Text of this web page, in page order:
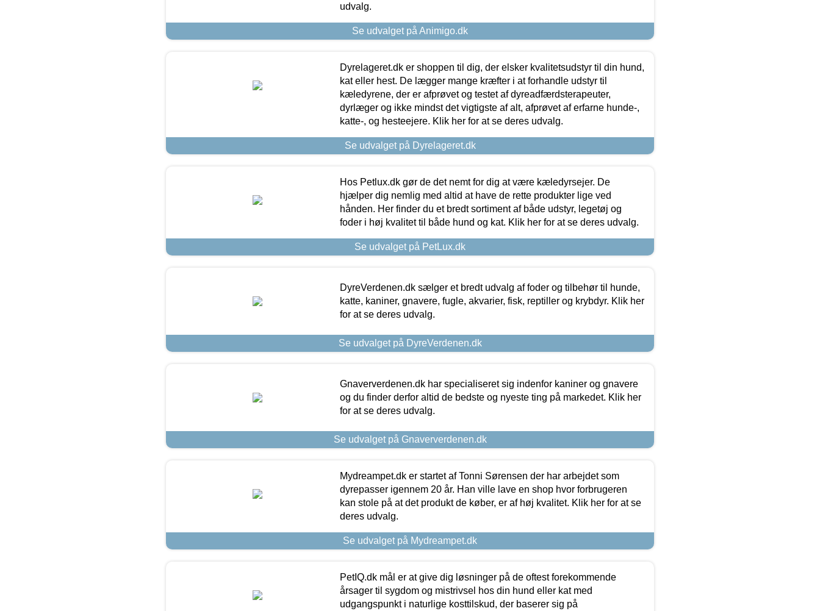
udvalg.
Se udvalget på Animigo.dk
Dyrelageret.dk er shoppen til dig, der elsker kvalitetsudstyr til din hund,
kat eller hest. De lægger mange kræfter i at forhandle udstyr til
kæledyrene, der er afprøvet og testet af dyreadfærdsterapeuter,
dyrlæger og ikke mindst det vigtigste af alt, afprøvet af erfarne hunde-,
katte-, og hesteejere. Klik her for at se deres udvalg.
Se udvalget på Dyrelageret.dk
Hos Petlux.dk gør de det nemt for dig at være kæledyrsejer. De
hjælper dig nemlig med altid at have de rette produkter lige ved
hånden. Her finder du et bredt sortiment af både udstyr, legetøj og
foder i høj kvalitet til både hund og kat. Klik her for at se deres udvalg.
Se udvalget på PetLux.dk
DyreVerdenen.dk sælger et bredt udvalg af foder og tilbehør til hunde,
katte, kaniner, gnavere, fugle, akvarier, fisk, reptiller og krybdyr. Klik her
for at se deres udvalg.
Se udvalget på DyreVerdenen.dk
Gnaververdenen.dk har specialiseret sig indenfor kaniner og gnavere
og du finder derfor altid de bedste og nyeste ting på markedet. Klik her
for at se deres udvalg.
Se udvalget på Gnaververdenen.dk
Mydreampet.dk er startet af Tonni Sørensen der har arbejdet som
dyrepasser igennem 20 år. Han ville lave en shop hvor forbrugeren
kan stole på at det produkt de køber, er af høj kvalitet. Klik her for at se
deres udvalg.
Se udvalget på Mydreampet.dk
PetIQ.dk mål er at give dig løsninger på de oftest forekommende
årsager til sygdom og mistrivsel hos din hund eller kat med
udgangspunkt i naturlige kosttilskud, der baserer sig på